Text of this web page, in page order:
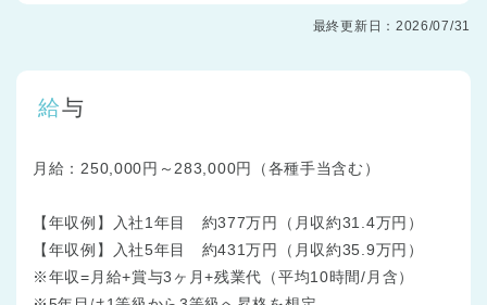
最終更新日：2026/07/31
給与
月給：250,000円～283,000円（各種手当含む）
【年収例】入社1年目 約377万円（月収約31.4万円）
【年収例】入社5年目 約431万円（月収約35.9万円）
※年収=月給+賞与3ヶ月+残業代（平均10時間/月含）